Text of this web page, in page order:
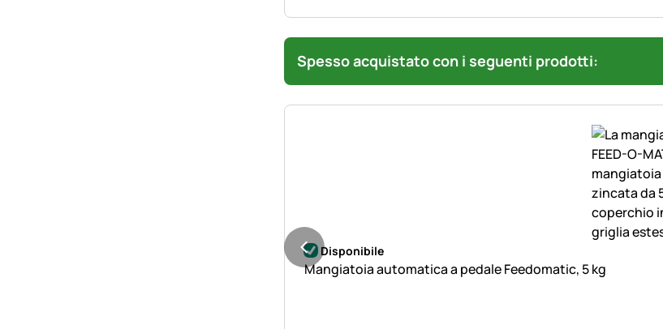
Spesso acquistato con i seguenti prodotti:
Disponibile
Mangiatoia automatica a pedale Feedomatic, 5 kg